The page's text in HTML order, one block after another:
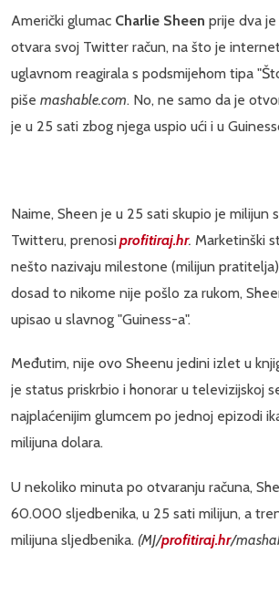
Američki glumac Charlie Sheen prije dva
otvara svoj Twitter račun, na što je
uglavnom reagirala s podsmijehom tipa
piše mashable.com. No, ne samo da je
je u 25 sati zbog njega uspio ući i u
Naime, Sheen je u 25 sati skupio je milijun
Twitteru, prenosiprofitiraj.hr. Marketinški
nešto nazivaju milestone (milijun
dosad to nikome nije pošlo za rukom,
upisao u slavnog "Guiness-a".
Međutim, nije ovo Sheenu jedini izlet u
je status priskrbio i honorar u televizijskoj
najplaćenijim glumcem po jednoj epizodi
milijuna dolara.
U nekoliko minuta po otvaranju računa,
60.000 sljedbenika, u 25 sati milijun, a
milijuna sljedbenika. (MJ/profitiraj.hr/